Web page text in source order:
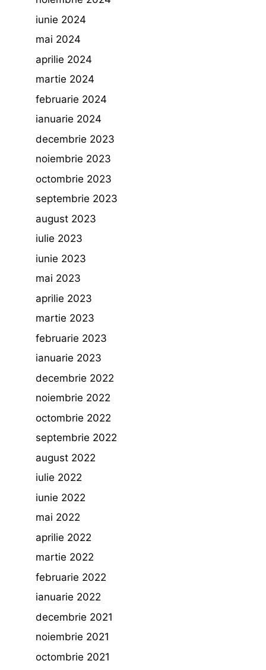
iunie 2024
mai 2024
aprilie 2024
martie 2024
februarie 2024
ianuarie 2024
decembrie 2023
noiembrie 2023
octombrie 2023
septembrie 2023
august 2023
iulie 2023
iunie 2023
mai 2023
aprilie 2023
martie 2023
februarie 2023
ianuarie 2023
decembrie 2022
noiembrie 2022
octombrie 2022
septembrie 2022
august 2022
iulie 2022
iunie 2022
mai 2022
aprilie 2022
martie 2022
februarie 2022
ianuarie 2022
decembrie 2021
noiembrie 2021
octombrie 2021